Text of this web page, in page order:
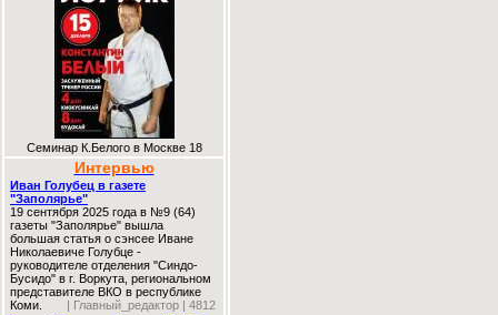
Семинар К.Белого в Москве 18
Интервью
Иван Голубец в газете
"Заполярье"
19 сентября 2025 года в №9 (64)
газеты "Заполярье" вышла
большая статья о сэнсее Иване
Николаевиче Голубце -
руководителе отделения "Синдо-
Бусидо" в г. Воркута, региональном
представителе ВКО в республике
Коми.
| Главный_редактор | 4812